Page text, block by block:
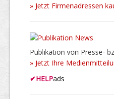
» Jetzt Firmenadressen
Publikation von Presse-
» Jetzt Ihre
✔HELPads